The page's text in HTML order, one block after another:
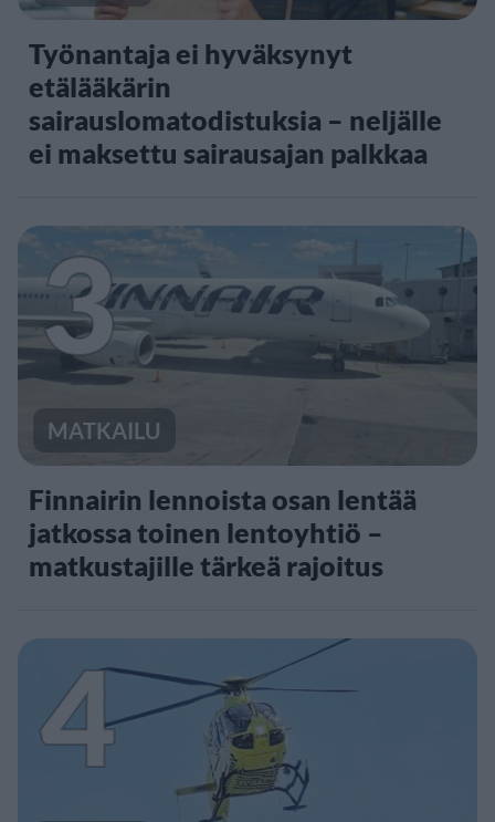
Työnantaja ei hyväksynyt
etälääkärin
sairauslomatodistuksia – neljälle
ei maksettu sairausajan palkkaa
3
MATKAILU
Finnairin lennoista osan lentää
jatkossa toinen lentoyhtiö –
matkustajille tärkeä rajoitus
4